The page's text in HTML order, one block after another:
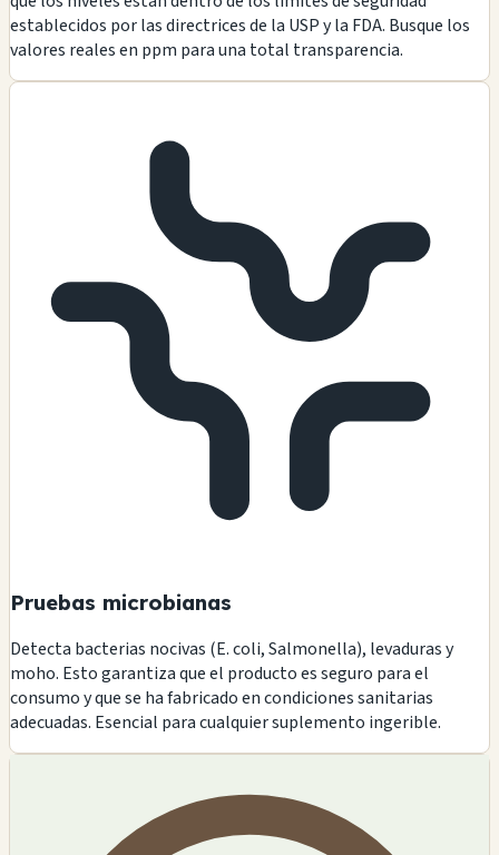
establecidos por las directrices de la USP y la FDA. Busque los
valores reales en ppm para una total transparencia.
Pruebas microbianas
Detecta bacterias nocivas (E. coli, Salmonella), levaduras y
moho. Esto garantiza que el producto es seguro para el
consumo y que se ha fabricado en condiciones sanitarias
adecuadas. Esencial para cualquier suplemento ingerible.